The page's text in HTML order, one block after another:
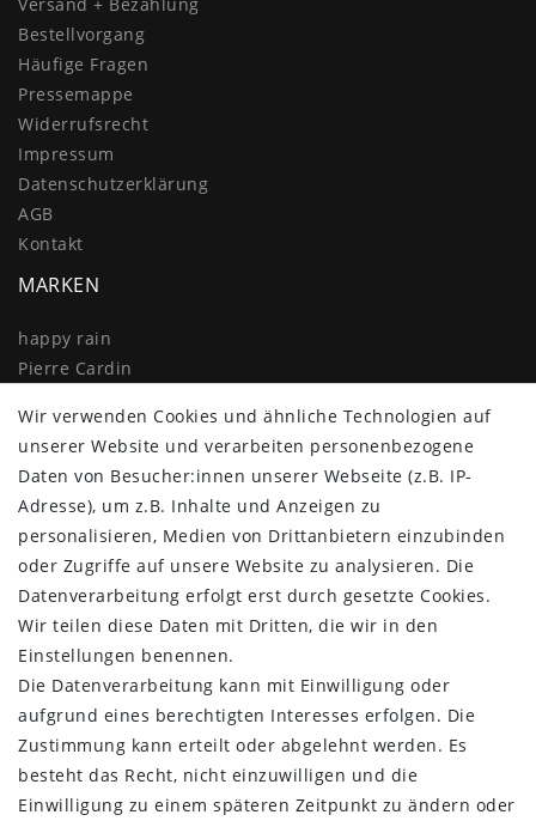
Bestellvorgang
Häufige Fragen
Pressemappe
Widerrufs­recht
Impressum
Daten­schutz­erklärung
AGB
Kontakt
MARKEN
happy rain
Pierre Cardin
Doppler
Resckodd
Dernier
Esprit
Wir verwenden Cookies und ähnliche Technologien auf
unserer Website und verarbeiten personenbezogene
Daten von Besucher:innen unserer Webseite (z.B. IP-
Adresse), um z.B. Inhalte und Anzeigen zu
personalisieren, Medien von Drittanbietern einzubinden
oder Zugriffe auf unsere Website zu analysieren. Die
Datenverarbeitung erfolgt erst durch gesetzte Cookies.
Wir teilen diese Daten mit Dritten, die wir in den
Einstellungen benennen.
Die Datenverarbeitung kann mit Einwilligung oder
aufgrund eines berechtigten Interesses erfolgen. Die
Zustimmung kann erteilt oder abgelehnt werden. Es
besteht das Recht, nicht einzuwilligen und die
Einwilligung zu einem späteren Zeitpunkt zu ändern oder